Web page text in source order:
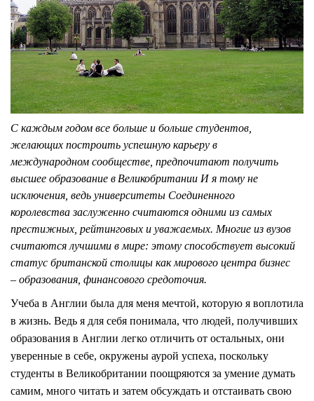
С каждым годом все больше и больше студентов,
желающих построить успешную карьеру в
международном сообществе, предпочитают получить
высшее образование в Великобритании И я тому не
исключения, ведь университеты Соединенного
королевства заслуженно считаются одними из самых
престижных, рейтинговых и уважаемых. Многие из вузов
считаются лучшими в мире: этому способствует высокий
статус британской столицы как мирового центра бизнес
– образования, финансового средоточия.
Учеба в Англии была для меня мечтой, которую я воплотила
в жизнь. Ведь я для себя понимала, что людей, получивших
образования в Англии легко отличить от остальных, они
уверенные в себе, окружены аурой успеха, поскольку
студенты в Великобритании поощряются за умение думать
самим, много читать и затем обсуждать и отстаивать свою